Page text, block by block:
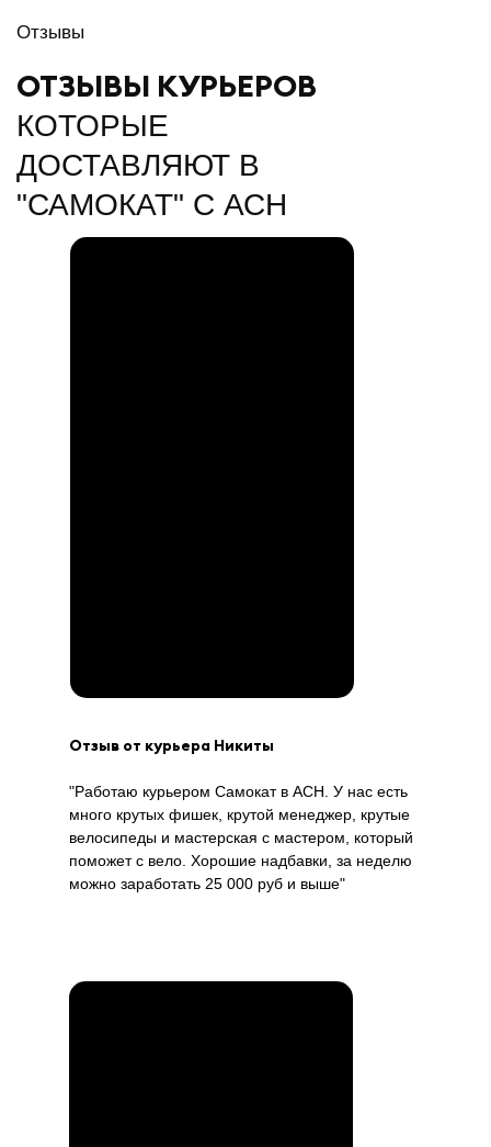
Отзыв от курьера Никиты
"Работаю курьером Самокат в АСН. У нас есть
много крутых фишек, крутой менеджер, крутые
велосипеды и мастерская с мастером, который
поможет с вело. Хорошие надбавки, за неделю
можно заработать 25 000 руб и выше"